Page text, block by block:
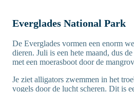
Everglades National Park
De Everglades vormen een enorm
dieren. Juli is een hete maand, dus
met een moerasboot door de
Je ziet alligators zwemmen in het
vogels door de lucht scheren. Dit is